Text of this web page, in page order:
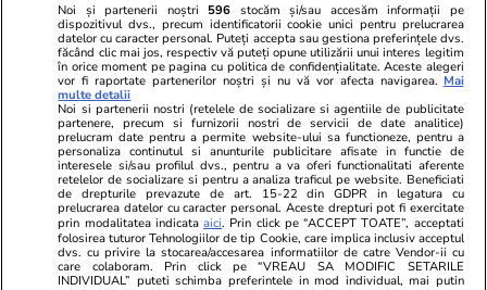
Știri România 14:10
Cine este românca care a ținut
trofeul lui Pau Cubarsi la finala
Cupei Mondiale 2026. A fost pe
scenă la ceremonia FIFA
Știri România 13:52
Noi și partenerii noștri 596 stocăm și/sau accesăm informații pe
dispozitivul dvs., precum identificatorii cookie unici pentru prelucrarea
datelor cu caracter personal. Puteți accepta sau gestiona preferințele dvs.
făcând clic mai jos, respectiv vă puteți opune utilizării unui interes legitim
în orice moment pe pagina cu politica de confidențialitate. Aceste alegeri
vor fi raportate partenerilor noștri și nu vă vor afecta navigarea. Mai
multe detalii
Noi si partenerii nostri (retelele de socializare si agentiile de publicitate
partenere, precum si furnizorii nostri de servicii de date analitice)
prelucram date pentru a permite website-ului sa functioneze, pentru a
personaliza continutul si anunturile publicitare afisate in functie de
interesele si/sau profilul dvs., pentru a va oferi functionalitati aferente
retelelor de socializare si pentru a analiza traficul pe website. Beneficiati
de drepturile prevazute de art. 15-22 din GDPR in legatura cu
prelucrarea datelor cu caracter personal. Aceste drepturi pot fi exercitate
prin modalitatea indicataaici. Prin click pe “ACCEPT TOATE”, acceptati
folosirea tuturor Tehnologiilor de tip Cookie, care implica inclusiv acceptul
dvs. cu privire la stocarea/accesarea informatiilor de catre Vendor-ii cu
care colaboram. Prin click pe “VREAU SA MODIFIC SETARILE
INDIVIDUAL” puteti schimba preferintele in mod individual, mai putin